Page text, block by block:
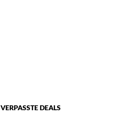
VERPASSTE DEALS